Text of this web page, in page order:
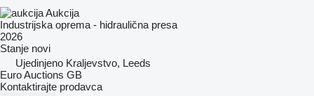
Aukcija
Industrijska oprema - hidraulična presa
2026
Stanje novi
Ujedinjeno Kraljevstvo, Leeds
Euro Auctions GB
Kontaktirajte prodavca